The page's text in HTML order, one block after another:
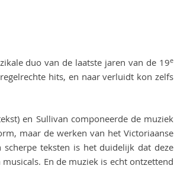
duo van de laatste jaren van de 19e
hits, en naar verluidt kon zelfs
en Sullivan componeerde de muziek
maar de werken van het Victoriaanse
teksten is het duidelijk dat deze
En de muziek is echt ontzettend